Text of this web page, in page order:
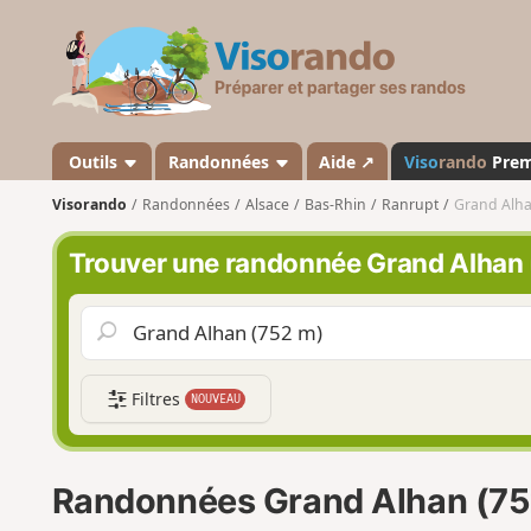
s
a
n
d
o
Outils Randonnées Aide ↗ Visorando
Visorando Randonnées Alsace Bas-Rhin Ranrupt Grand
Trouver une randonnée Grand Alhan
Filtres NOUVEAU
Randonnées Grand Alhan